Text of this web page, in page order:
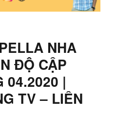
NHA
ĐỘ CẬP
04.2020 |
TV – LIÊN